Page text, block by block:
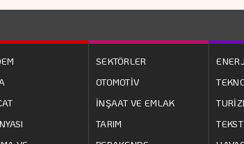
SEKTÖRLER
OTOMOTİV
İNŞAAT VE EMLAK
TARIM